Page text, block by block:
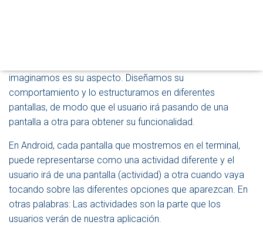
O
C
Ó
imaginamos es su aspecto. Diseñamos su
comportamiento y lo estructuramos en diferentes
pantallas, de modo que el usuario irá pasando de una
pantalla a otra para obtener su funcionalidad.
En Android, cada pantalla que mostremos en el terminal,
puede representarse como una actividad diferente y el
usuario irá de una pantalla (actividad) a otra cuando vaya
tocando sobre las diferentes opciones que aparezcan. En
otras palabras: Las actividades son la parte que los
usuarios verán de nuestra aplicación.